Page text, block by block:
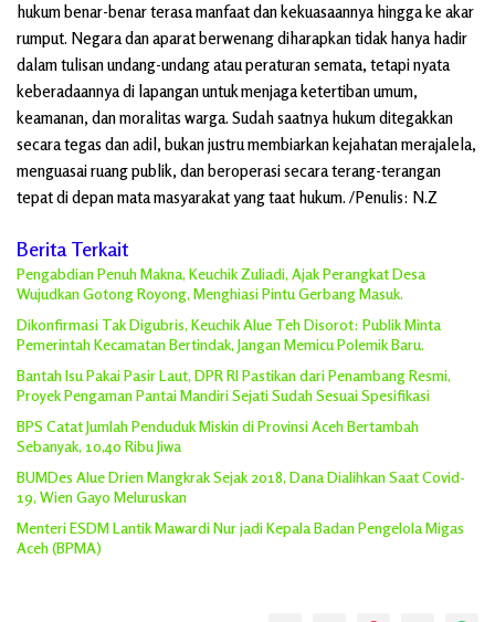
hukum benar-benar terasa manfaat dan kekuasaannya hingga ke akar
rumput. Negara dan aparat berwenang diharapkan tidak hanya hadir
dalam tulisan undang-undang atau peraturan semata, tetapi nyata
keberadaannya di lapangan untuk menjaga ketertiban umum,
keamanan, dan moralitas warga. Sudah saatnya hukum ditegakkan
secara tegas dan adil, bukan justru membiarkan kejahatan merajalela,
menguasai ruang publik, dan beroperasi secara terang-terangan
tepat di depan mata masyarakat yang taat hukum. /Penulis: N.Z
Berita Terkait
Pengabdian Penuh Makna, Keuchik Zuliadi, Ajak Perangkat Desa
Wujudkan Gotong Royong, Menghiasi Pintu Gerbang Masuk.
Dikonfirmasi Tak Digubris, Keuchik Alue Teh Disorot: Publik Minta
Pemerintah Kecamatan Bertindak, Jangan Memicu Polemik Baru.
Bantah Isu Pakai Pasir Laut, DPR RI Pastikan dari Penambang Resmi,
Proyek Pengaman Pantai Mandiri Sejati Sudah Sesuai Spesifikasi
BPS Catat Jumlah Penduduk Miskin di Provinsi Aceh Bertambah
Sebanyak, 10,40 Ribu Jiwa
BUMDes Alue Drien Mangkrak Sejak 2018, Dana Dialihkan Saat Covid-
19, Wien Gayo Meluruskan
Menteri ESDM Lantik Mawardi Nur jadi Kepala Badan Pengelola Migas
Aceh (BPMA)